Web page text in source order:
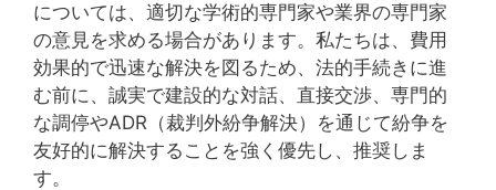
については、適切な学術的専門家や業界の専門家
の意見を求める場合があります。私たちは、費用
効果的で迅速な解決を図るため、法的手続きに進
む前に、誠実で建設的な対話、直接交渉、専門的
な調停やADR（裁判外紛争解決）を通じて紛争を
友好的に解決することを強く優先し、推奨しま
す。